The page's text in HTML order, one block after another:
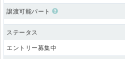
譲渡可能パート
ステータス
エントリー募集中